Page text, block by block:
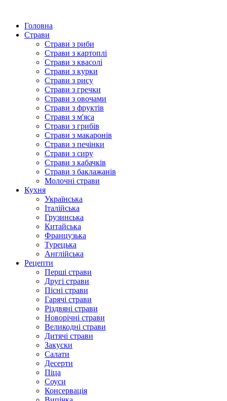
Головна
Страви
Страви з риби
Страви з картоплі
Страви з квасолі
Страви з курки
Страви з рису
Страви з гречки
Страви з овочами
Страви з фруктів
Страви з м'яса
Страви з грибів
Страви з макаронів
Страви з печінки
Страви з сиру
Страви з кабачків
Страви з баклажанів
Молочні страви
Кухня
Українська
Італійська
Грузинська
Китайська
Французька
Турецька
Англійська
Рецепти
Перші страви
Другі страви
Пісні страви
Гарячі страви
Різдвяні страви
Новорічні страви
Великодні страви
Дитячі страви
Закуски
Салати
Десерти
Піца
Соуси
Консервація